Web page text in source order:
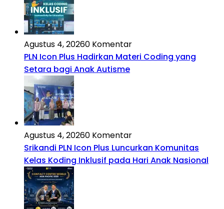
Agustus 4, 20260 Komentar
PLN Icon Plus Hadirkan Materi Coding yang
Setara bagi Anak Autisme
Agustus 4, 20260 Komentar
Srikandi PLN Icon Plus Luncurkan Komunitas
Kelas Koding Inklusif pada Hari Anak Nasional